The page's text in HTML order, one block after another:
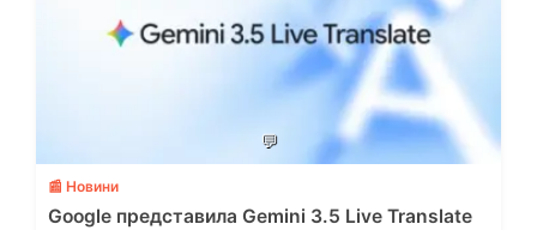
💬
📰 Новини
Google представила Gemini 3.5 Live Translate